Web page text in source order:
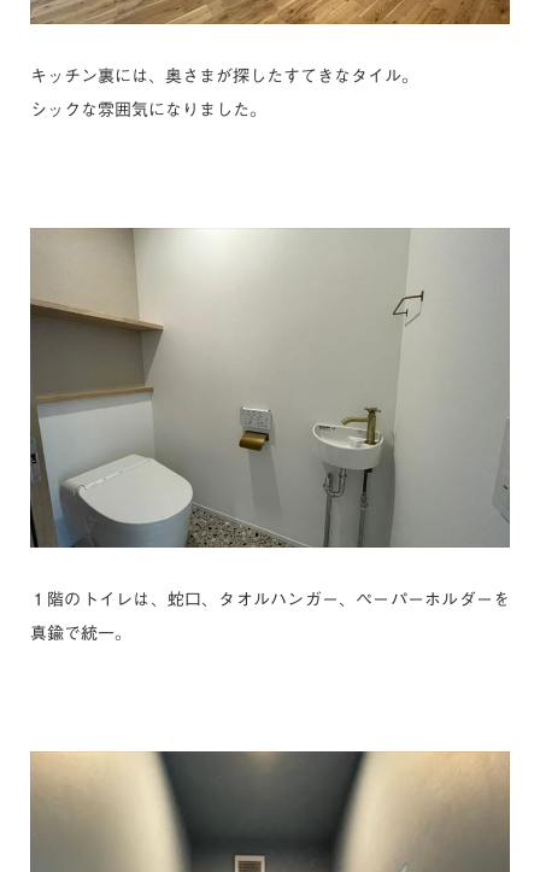
キッチン裏には、奥さまが探したすてきなタイル。
シックな雰囲気になりました。
１階のトイレは、蛇口、タオルハンガー、ペーパーホルダーを
真鍮で統一。